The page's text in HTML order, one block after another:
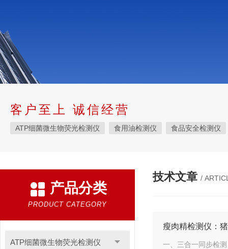
客户至上 诚信经营
ATP细菌微生物荧光检测仪 食用油检测仪 食品安全检测仪
产品分类
PRODUCT CATEGORY
ATP细菌微生物荧光检测仪
技术文章 /
瘦肉精检测仪：
一、三合一同步检